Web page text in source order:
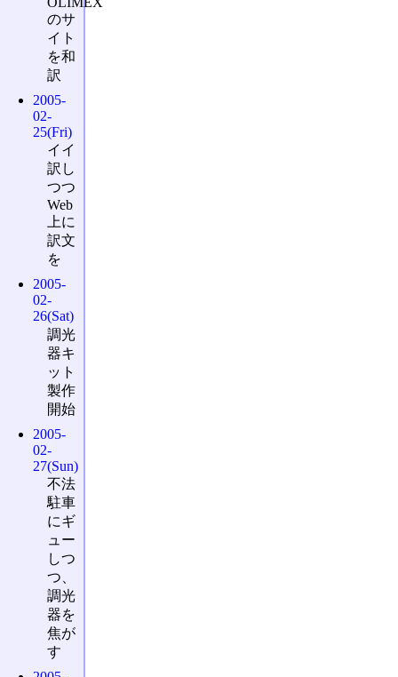
のサ
イト
を和
訳
2005-
02-
25(Fri)
イイ
訳し
つつ
Web
上に
訳文
を
2005-
02-
26(Sat)
調光
器キ
ット
製作
開始
2005-
02-
27(Sun)
不法
駐車
にギ
ュー
しつ
つ、
調光
器を
焦が
す